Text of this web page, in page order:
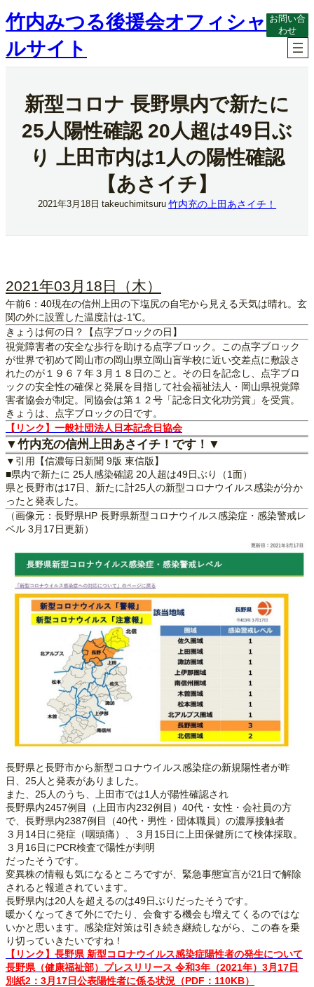
内
容
ス
キ
竹内みつる後援会オフィシャ
ルサイト
お問い合
わせ
新型コロナ 長野県内で新たに
25人陽性確認 20人超は49日ぶ
り 上田市内は1人の陽性確認
【あさイチ】
2021年3月18日 takeuchimitsuru 竹内充の上田あさイチ！
2021年03月18日（木）
午前6：40現在の信州上田の下塩尻の自宅から見える天気は晴れ。玄
関の外に設置した温度計は‐1℃。
きょうは何の日？【点字ブロックの日】
視覚障害者の安全な歩行を助ける点字ブロック。この点字ブロック
が世界で初めて岡山市の岡山県立岡山盲学校に近い交差点に敷設さ
れたのが１９６７年３月１８日のこと。その日を記念し、点字ブロ
ックの安全性の確保と発展を目指して社会福祉法人・岡山県視覚障
害者協会が制定。同協会は第１２号「記念日文化功労賞」を受賞。
きょうは、点字ブロックの日です。
【リンク】一般社団法人日本記念日協会
▼竹内充の信州上田あさイチ！です！▼
▼引用【信濃毎日新聞 9版 東信版】
■県内で新たに 25人感染確認 20人超は49日ぶり（1面）
県と長野市は17日、新たに計25人の新型コロナウイルス感染が分か
ったと発表した。
（画像元：長野県HP 長野県新型コロナウイルス感染症・感染警戒レ
ベル 3月17日更新）
長野県と長野市から新型コロナウイルス感染症の新規陽性者が昨
日、25人と発表がありました。
また、25人のうち、上田市では1人が陽性確認され
長野県内2457例目（上田市内232例目）40代・女性・会社員の方
で、長野県内2387例目（40代・男性・団体職員）の濃厚接触者
３月14日に発症（咽頭痛）、３月15日に上田保健所にて検体採取。
３月16日にPCR検査で陽性が判明
だったそうです。
変異株の情報も気になるところですが、緊急事態宣言が21日で解除
されると報道されています。
長野県内は20人を超えるのは49日ぶりだったそうです。
暖かくなってきて外にでたり、会食する機会も増えてくるのではな
いかと思います。感染症対策は引き続き継続しながら、この春を乗
り切っていきたいですね！
【リンク】長野県 新型コロナウイルス感染症陽性者の発生について
長野県（健康福祉部）プレスリリース 令和3年（2021年）3月17日
別紙2：3月17日公表陽性者に係る状況（PDF：110KB）